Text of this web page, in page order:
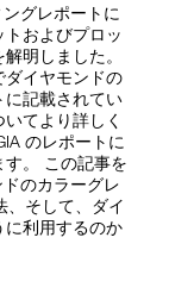
グレポートに
およびプロッ
明しました。
ダイヤモンドの
に記載されてい
てより詳しく
のレポートに
。 この記事を
のカラーグレ
、そして、ダイ
に利用するのか